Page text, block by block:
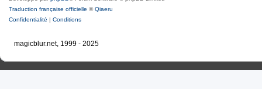
Traduction française officielle ©Qiaeru
Confidentialité | Conditions
magicblur.net, 1999 - 2025